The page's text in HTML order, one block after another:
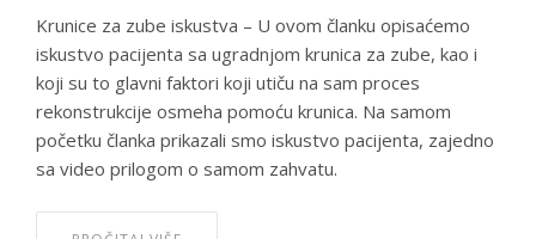
Krunice za zube iskustva – U ovom članku opisaćemo
iskustvo pacijenta sa ugradnjom krunica za zube, kao i
koji su to glavni faktori koji utiču na sam proces
rekonstrukcije osmeha pomoću krunica. Na samom
početku članka prikazali smo iskustvo pacijenta, zajedno
sa video prilogom o samom zahvatu.